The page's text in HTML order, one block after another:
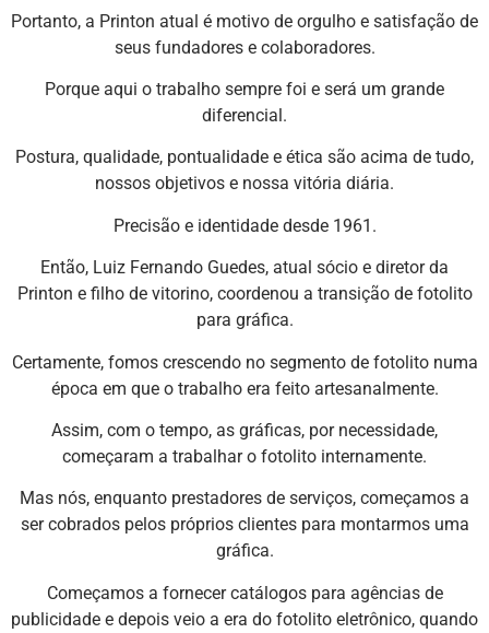
Portanto, a Printon atual é motivo de orgulho e satisfação de
seus fundadores e colaboradores.
Porque aqui o trabalho sempre foi e será um grande
diferencial.
Postura, qualidade, pontualidade e ética são acima de tudo,
nossos objetivos e nossa vitória diária.
Precisão e identidade desde 1961.
Então, Luiz Fernando Guedes, atual sócio e diretor da
Printon e filho de vitorino, coordenou a transição de fotolito
para gráfica.
Certamente, fomos crescendo no segmento de fotolito numa
época em que o trabalho era feito artesanalmente.
Assim, com o tempo, as gráficas, por necessidade,
começaram a trabalhar o fotolito internamente.
Mas nós, enquanto prestadores de serviços, começamos a
ser cobrados pelos próprios clientes para montarmos uma
gráfica.
Começamos a fornecer catálogos para agências de
publicidade e depois veio a era do fotolito eletrônico, quando